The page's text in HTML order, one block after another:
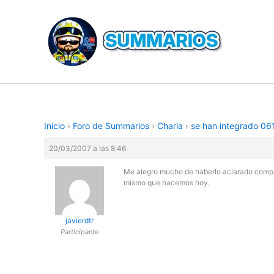
contenido
Inicio › Foro de Summarios › Charla › se han integrado
20/03/2007 a las 8:46
javierdtr
Participante
Me alegro mucho de haberlo aclarado
mismo que hacemos hoy.